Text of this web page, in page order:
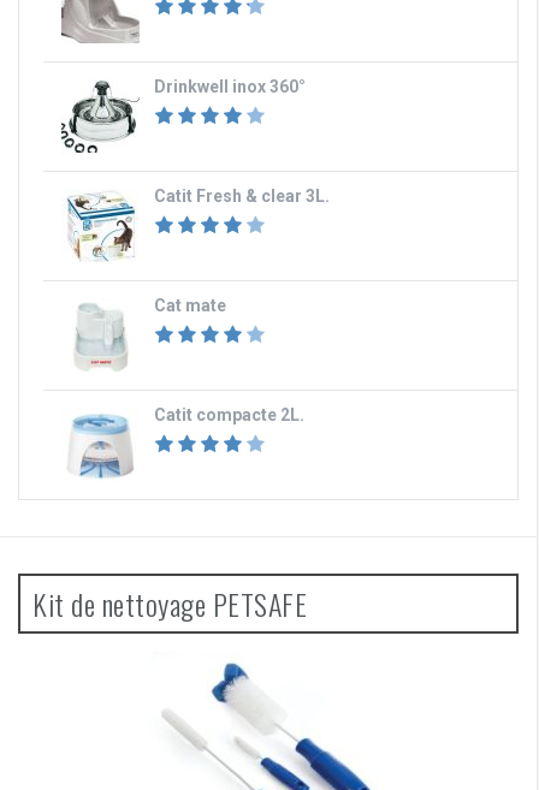
Drinkwell inox 360°
Catit Fresh & clear 3L.
Cat mate
Catit compacte 2L.
Kit de nettoyage PETSAFE